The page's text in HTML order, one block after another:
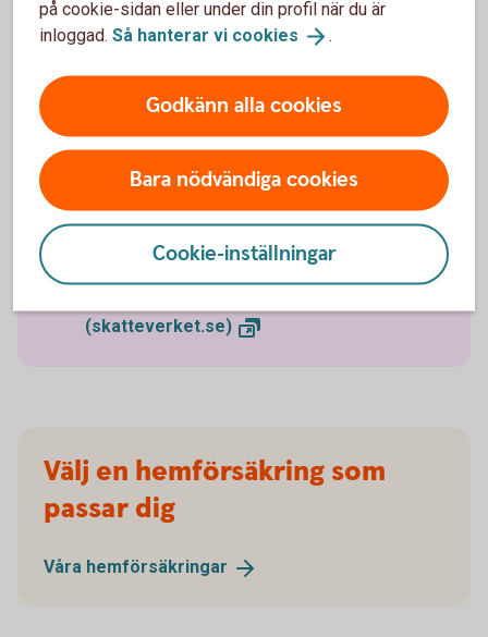
Den årliga räntekostnaden för att ha uppskov
togs bort 2021. Att skjuta upp beskattningen av
Med permanentbostad menas den bostad som
du bor och är folkbokförd i. Reglerna om
uppskov gäller inte den som säljer en
Ansökan om uppskov kan ske senast det sjätte
året efter det år man sålde sin bostad.
(skatteverket.se)
Välj en hemförsäkring som
passar dig
Våra hemförsäkringar
på cookie-sidan eller under din profil när du är
inloggad. Så hanterar vi cookies .
Godkänn alla cookies
Bara nödvändiga cookies
Cookie-inställningar